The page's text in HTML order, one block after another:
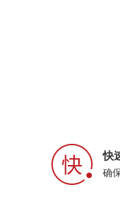
快
确